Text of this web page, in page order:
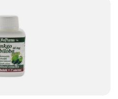
ORGANISMU